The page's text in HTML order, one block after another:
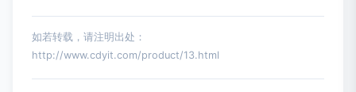
如若转载，请注明出处：
http://www.cdyit.com/product/13.html